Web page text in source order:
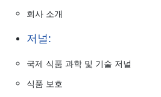
회사 소개
저널:
국제 식품 과학 및 기술 저널
식품 보호